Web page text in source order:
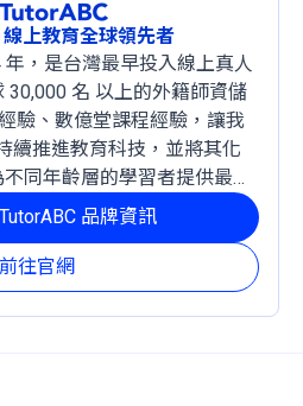
上教育全球領先者
年，是台灣最早投入線上真人
30,000 名 以上的外籍師資儲
驗、數億堂課程經驗，讓我
續推進教育科技，並將其化
同年齡層的學習者提供最穩
前往官網
品牌資訊